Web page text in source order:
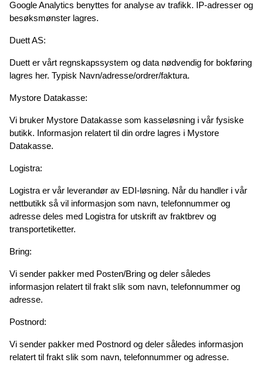
Google Analytics benyttes for analyse av trafikk. IP-adresser og
besøksmønster lagres.
Duett AS:
Duett er vårt regnskapssystem og data nødvendig for bokføring
lagres her. Typisk Navn/adresse/ordrer/faktura.
Mystore Datakasse:
Vi bruker Mystore Datakasse som kasseløsning i vår fysiske
butikk. Informasjon relatert til din ordre lagres i Mystore
Datakasse.
Logistra:
Logistra er vår leverandør av EDI-løsning. Når du handler i vår
nettbutikk så vil informasjon som navn, telefonnummer og
adresse deles med Logistra for utskrift av fraktbrev og
transportetiketter.
Bring:
Vi sender pakker med Posten/Bring og deler således
informasjon relatert til frakt slik som navn, telefonnummer og
adresse.
Postnord:
Vi sender pakker med Postnord og deler således informasjon
relatert til frakt slik som navn, telefonnummer og adresse.